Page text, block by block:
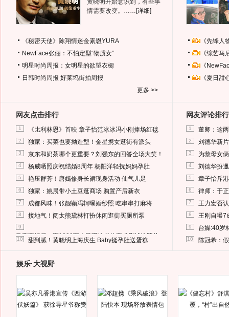
黄晓明开始意识到，有些事
情需要改变。…… [详细]
《秘密天使》陈翔情迷金素恩YURA
NewFace张俪：不怕定型“物质女”
明星时尚周报：女明星的欲望衣橱
日韩时尚周报 好莱坞街拍周报
更多 >>
《先锋
《综艺
《
《夏日
网友点击排行
1 《比利林恩》首映 章子怡范冰冰冯小刚捧场红毯
2 独家：买菜也要拗造型！金星携女逛街有派头
3 京东和奶茶哪个更重要？刘强东的回答全场大笑！
4 杨威晒照庆祝结婚8周年 杨阳洋轻抚妈妈孕肚
5 艳压群芳！唐嫣修身长裙现身活动 仙气儿足
6 独家：姚晨带小土豆逛商场 购置产后新衣
7 成都风味！张靓颖冯轲曝婚纱照 吃串串打麻将
8 接地气！阔太熊黛林打扮休闲逛街买厕所泵
9
马蓉离婚后，砸1000万人民币给媒体要求删掉这照片
10 甜到腻！黄晓明上海庆生 Baby挺孕肚送蛋糕
网友评论排行
1 董卿：这
2 刘德华新
3 为救母女
4 刘德华扮
5 章子怡斥
6 律师：于
7 王力宏否
8 王刚自曝7
9 台媒:40岁
10 陈冠希：
娱乐·大视野